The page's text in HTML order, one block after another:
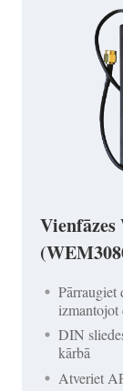
Pārraugiet
DIN
kārbā
Atveriet